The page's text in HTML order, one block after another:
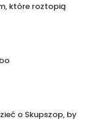
które roztopią
o Skupszop, by